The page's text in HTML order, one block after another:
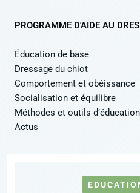
PROGRAMME D'AIDE AU
Éducation de base
Dressage du chiot
Comportement et obéissance
Socialisation et équilibre
Méthodes et outils d’éducation
Actus